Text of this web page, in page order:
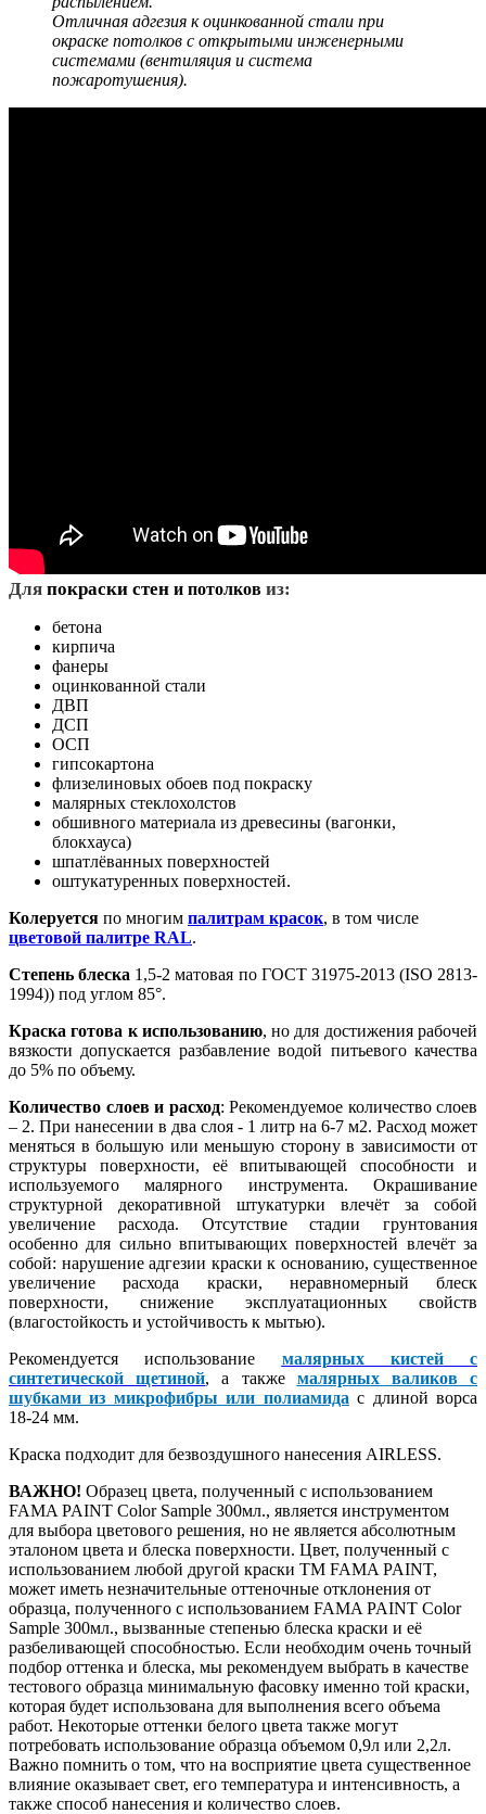
Отличная адгезия к оцинкованной стали при
окраске потолков с открытыми инженерными
системами (вентиляция и система
пожаротушения).
Для покраски стен и потолков из:
бетона
кирпича
фанеры
оцинкованной стали
ДВП
ДСП
ОСП
гипсокартона
флизелиновых обоев под покраску
малярных стеклохолстов
обшивного материала из древесины (вагонки,
блокхауса)
шпатлёванных поверхностей
оштукатуренных поверхностей.
Колеруется по многим палитрам красок, в том числе
цветовой палитре RAL.
Степень блеска 1,5-2 матовая по ГОСТ 31975-2013 (ISO 2813-
1994)) под углом 85°.
Краска готова к использованию, но для достижения рабочей
вязкости допускается разбавление водой питьевого качества
до 5% по объему.
Количество слоев и расход: Рекомендуемое количество слоев
– 2. При нанесении в два слоя - 1 литр на 6-7 м2. Расход может
меняться в большую или меньшую сторону в зависимости от
структуры поверхности, её впитывающей способности и
используемого малярного инструмента. Окрашивание
структурной декоративной штукатурки влечёт за собой
увеличение расхода. Отсутствие стадии грунтования
особенно для сильно впитывающих поверхностей влечёт за
собой: нарушение адгезии краски к основанию, существенное
увеличение расхода краски, неравномерный блеск
поверхности, снижение эксплуатационных свойств
(влагостойкость и устойчивость к мытью).
Рекомендуется использование малярных кистей с
синтетической щетиной, а также малярных валиков с
шубками из микрофибры или полиамида с длиной ворса
18-24 мм.
Краска подходит для безвоздушного нанесения AIRLESS.
ВАЖНО! Образец цвета, полученный с использованием
FAMA PAINT Color Sample 300мл., является инструментом
для выбора цветового решения, но не является абсолютным
эталоном цвета и блеска поверхности. Цвет, полученный с
использованием любой другой краски ТМ FAMA PAINT,
может иметь незначительные оттеночные отклонения от
образца, полученного с использованием FAMA PAINT Color
Sample 300мл., вызванные степенью блеска краски и её
разбеливающей способностью. Если необходим очень точный
подбор оттенка и блеска, мы рекомендуем выбрать в качестве
тестового образца минимальную фасовку именно той краски,
которая будет использована для выполнения всего объема
работ. Некоторые оттенки белого цвета также могут
потребовать использование образца объемом 0,9л или 2,2л.
Важно помнить о том, что на восприятие цвета существенное
влияние оказывает свет, его температура и интенсивность, а
также способ нанесения и количество слоев.